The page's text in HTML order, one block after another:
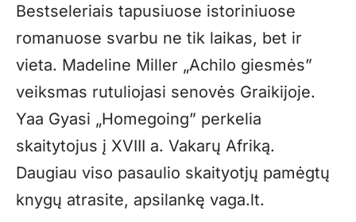
Bestseleriais tapusiuose istoriniuose
romanuose svarbu ne tik laikas, bet ir
vieta. Madeline Miller „Achilo giesmės”
veiksmas rutuliojasi senovės Graikijoje.
Yaa Gyasi „Homegoing” perkelia
skaitytojus į XVIII a. Vakarų Afriką.
Daugiau viso pasaulio skaityotjų pamėgtų
knygų atrasite, apsilankę vaga.lt.